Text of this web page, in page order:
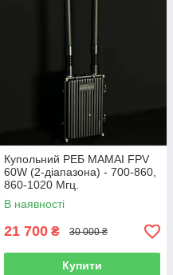
Купольний РЕБ MAMAI FPV
60W (2-діапазона) - 700-860,
860-1020 Мгц.
В наявності
21 700 ₴ 30 000 ₴
Купити